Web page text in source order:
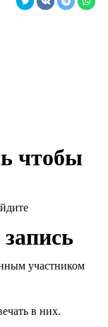
чтобы
участником
в них.